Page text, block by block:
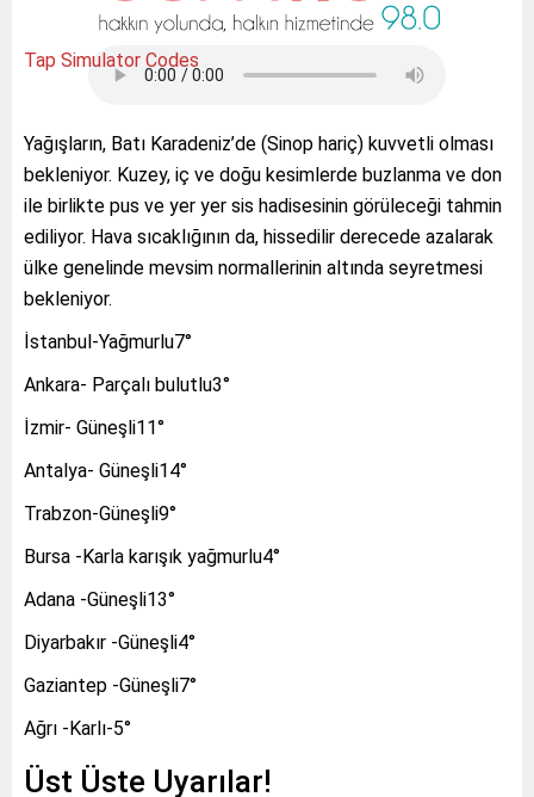
Tap Simulator Codes
Yağışların, Batı Karadeniz’de (Sinop hariç) kuvvetli olması
bekleniyor. Kuzey, iç ve doğu kesimlerde buzlanma ve don
ile birlikte pus ve yer yer sis hadisesinin görüleceği tahmin
ediliyor. Hava sıcaklığının da, hissedilir derecede azalarak
ülke genelinde mevsim normallerinin altında seyretmesi
bekleniyor.
İstanbul-Yağmurlu7°
Ankara- Parçalı bulutlu3°
İzmir- Güneşli11°
Antalya- Güneşli14°
Trabzon-Güneşli9°
Bursa -Karla karışık yağmurlu4°
Adana -Güneşli13°
Diyarbakır -Güneşli4°
Gaziantep -Güneşli7°
Ağrı -Karlı-5°
Üst Üste Uyarılar!